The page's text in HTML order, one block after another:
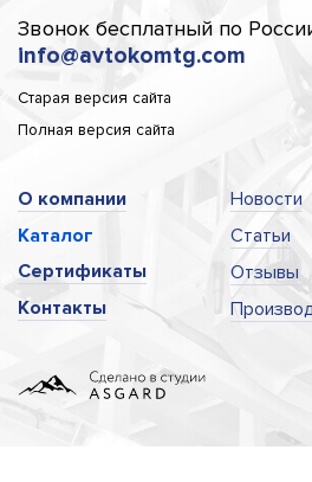
Звонок бесплатный по
info@avtokomtg.com
Старая версия сайта
Полная версия сайта
О компании
Каталог
Сертификаты
Контакты
Новости
Статьи
Отзывы